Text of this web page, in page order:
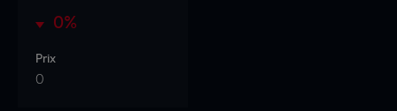
0%
Prix
0